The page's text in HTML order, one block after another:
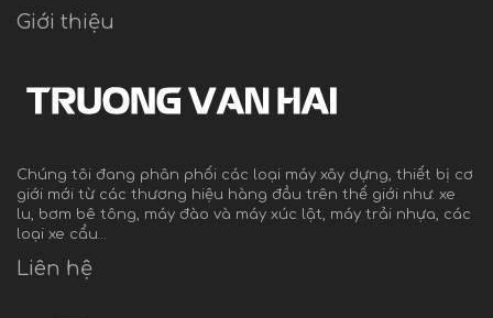
Giới thiệu
Chúng tôi đang phân phối các loại máy xây dựng, thiết bị cơ
giới mới từ các thương hiệu hàng đầu trên thế giới như: xe
lu, bơm bê tông, máy đào và máy xúc lật, máy trải nhựa, các
loại xe cẩu…
Liên hệ